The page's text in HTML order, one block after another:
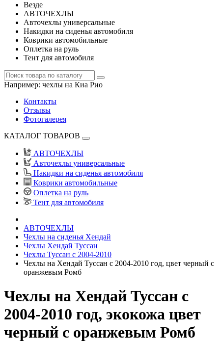
Везде
АВТОЧЕХЛЫ
Авточехлы универсальные
Накидки на сиденья автомобиля
Коврики автомобильные
Оплетка на руль
Тент для автомобиля
Например: чехлы на Киа Рио
Контакты
Отзывы
Фотогалерея
КАТАЛОГ ТОВАРОВ
АВТОЧЕХЛЫ
Авточехлы универсальные
Накидки на сиденья автомобиля
Коврики автомобильные
Оплетка на руль
Тент для автомобиля
АВТОЧЕХЛЫ
Чехлы на сиденья Хендай
Чехлы Хендай Туссан
Чехлы Туссан с 2004-2010
Чехлы на Хендай Туссан с 2004-2010 год, цвет черный с
оранжевым Ромб
Чехлы на Хендай Туссан с
2004-2010 год, экокожа цвет
черный с оранжевым Ромб